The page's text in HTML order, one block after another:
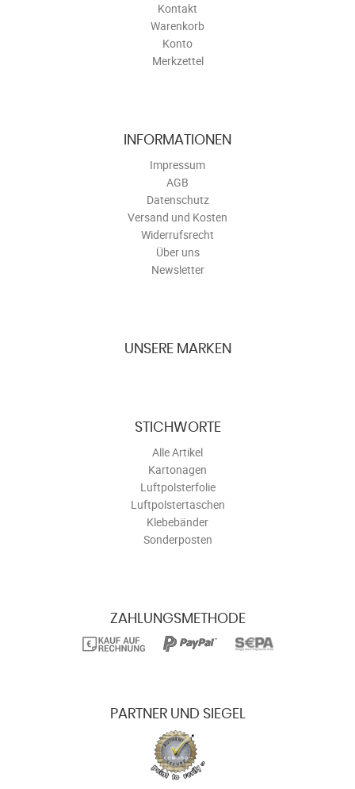
Kontakt
Warenkorb
Konto
Merkzettel
INFORMATIONEN
Impressum
AGB
Datenschutz
Versand und Kosten
Widerrufsrecht
Über uns
Newsletter
UNSERE MARKEN
STICHWORTE
Alle Artikel
Kartonagen
Luftpolsterfolie
Luftpolstertaschen
Klebebänder
Sonderposten
ZAHLUNGSMETHODE
PARTNER UND SIEGEL